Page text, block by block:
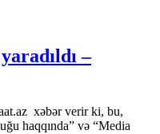
–
xəbər verir ki, bu,
haqqında” və “Media